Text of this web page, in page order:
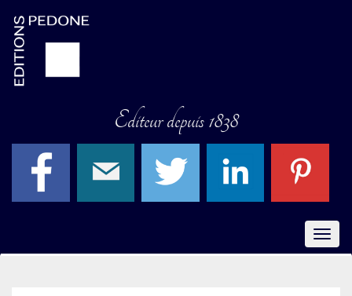
Editeur depuis 1838
Menu